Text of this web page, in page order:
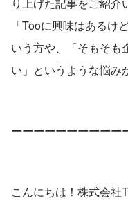
「Tooに興味はあるけ
いう方や、「そもそも
い」というような悩み
ーーーーーーーーーー
こんにちは！株式会社